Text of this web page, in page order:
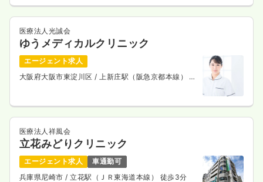
医療法人光誠会
ゆうメディカルクリニック
エージェント求人
大阪府大阪市東淀川区 / 上新庄駅（阪急京都本線） 徒
医療法人祥風会
立花みどりクリニック
エージェント求人
車通勤可
兵庫県尼崎市 / 立花駅（ＪＲ東海道本線） 徒歩3分